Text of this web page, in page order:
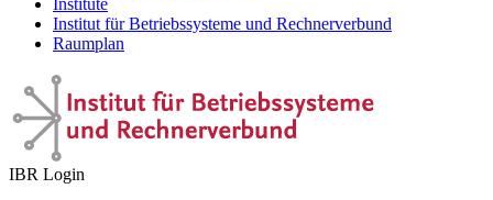
Institut für Betriebssysteme und Rechnerverbund
Raumplan
IBR Login